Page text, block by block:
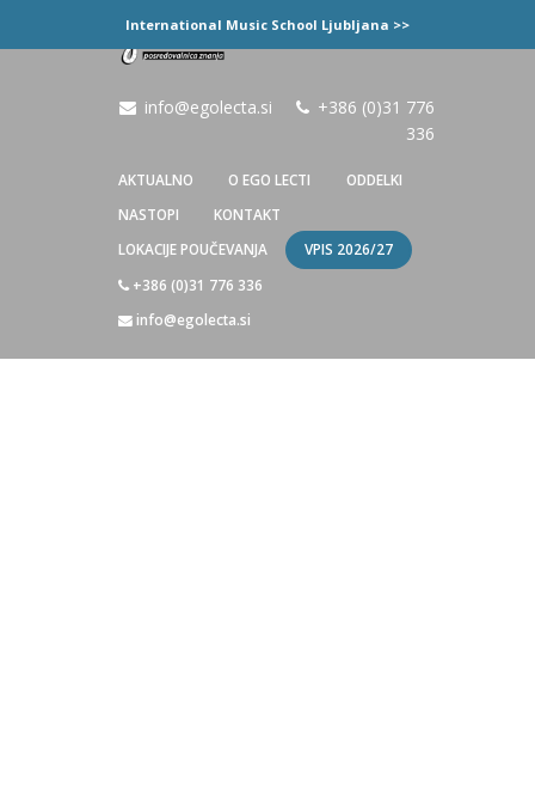
International Music School Ljubljana >>
info@egolecta.si
+386 (0)31 776
336
AKTUALNO O EGO LECTI
ODDELKI
NASTOPI
KONTAKT
LOKACIJE POUČEVANJA
VPIS 2026/27
+386 (0)31 776 336
info@egolecta.si